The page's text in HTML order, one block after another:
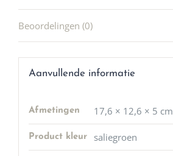
Beoordelingen (0)
Aanvullende informatie
Afmetingen 17,6 × 12,6 × 5 cm
Product kleur saliegroen